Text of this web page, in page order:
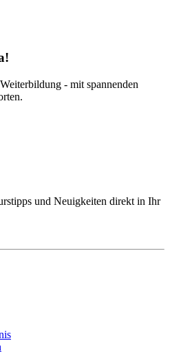
- mit spannenden
und Neuigkeiten direkt in Ihr